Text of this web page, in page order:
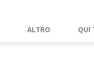
ALTRO QUI